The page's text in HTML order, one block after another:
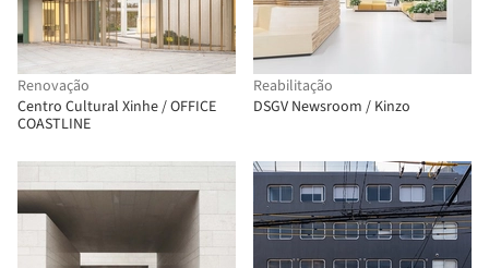
Renovação
Centro Cultural Xinhe / OFFICE
COASTLINE
Reabilitação
DSGV Newsroom / Kinzo